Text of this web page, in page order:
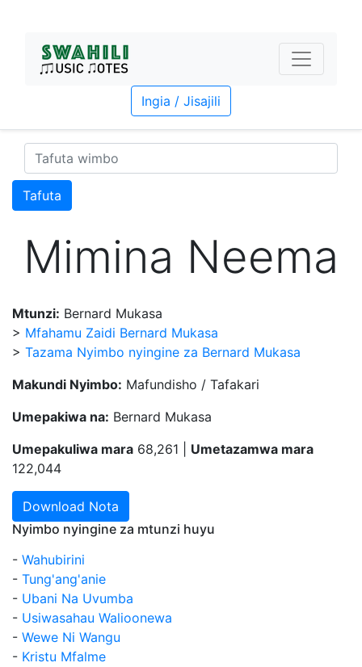
Ingia / Jisajili
Tafuta
Mimina Neema
Mtunzi: Bernard Mukasa
> Mfahamu Zaidi Bernard Mukasa
> Tazama Nyimbo nyingine za Bernard Mukasa
Makundi Nyimbo: Mafundisho / Tafakari
Umepakiwa na: Bernard Mukasa
Umepakuliwa mara 68,261 | Umetazamwa mara
122,044
Download Nota
Nyimbo nyingine za mtunzi huyu
- Wahubirini
- Tung'ang'anie
- Ubani Na Uvumba
- Usiwasahau Walioonewa
- Wewe Ni Wangu
- Kristu Mfalme